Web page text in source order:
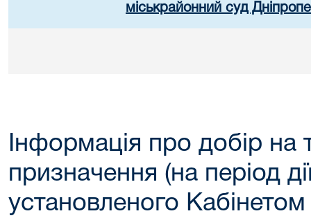
міськрайонний суд
Інформація про добір на
призначення (на період
установленого Кабінетом